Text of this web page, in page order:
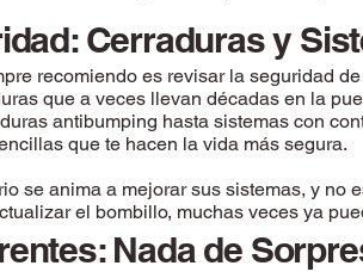
Cerraduras y
recomiendo es revisar la seguridad
que a veces llevan décadas en la
antibumping hasta sistemas con
que te hacen la vida más segura.
se anima a mejorar sus sistemas, y no
el bombillo, muchas veces ya
Nada de